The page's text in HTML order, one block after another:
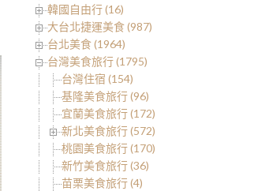
韓國自由行 (16)
大台北捷運美食 (987)
台北美食 (1964)
台灣美食旅行 (1795)
台灣住宿 (154)
基隆美食旅行 (96)
宜蘭美食旅行 (172)
新北美食旅行 (572)
桃園美食旅行 (170)
新竹美食旅行 (36)
苗栗美食旅行 (4)